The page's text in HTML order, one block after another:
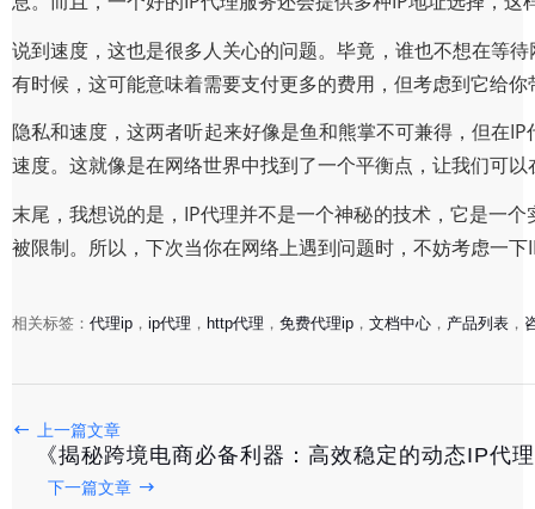
说到速度，这也是很多人关心的问题。毕竟，谁也不想在等
有时候，这可能意味着需要支付更多的费用，但考虑到它给
隐私和速度，这两者听起来好像是鱼和熊掌不可兼得，但在
速度。这就像是在网络世界中找到了一个平衡点，让我们可
末尾，我想说的是，IP代理并不是一个神秘的技术，它是一
被限制。所以，下次当你在网络上遇到问题时，不妨考虑一
相关标签： 代理ip ， ip代理 ， http代理 ， 免费代理ip ， 文档中心 ， 产品列表 ，
上一篇文章
《揭秘跨境电商必备利器：高效稳定的动态IP代
下一篇文章